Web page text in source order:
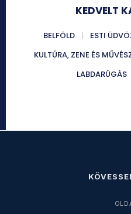
KEDVELT
BELFÖLD ESTI
KULTÚRA, ZENE ÉS
LABDARÚGÁS